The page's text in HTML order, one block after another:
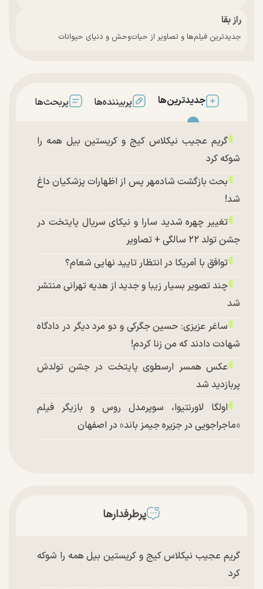
راز بقا
جدیدترین فیلم‌ها و تصاویر از حیات‌وحش و دنیای حیوانات
جدیدترین‌ها پربیننده‌ها پربحث‌ها
گریم عجیب نیکلاس کیج و کریستین بیل همه را
شوکه کرد
بحث بازگشت شادمهر پس از اظهارات پزشکیان داغ
شد!
تغییر چهره شدید سارا و نیکای سریال پایتخت در
جشن تولد ۲۲ سالگی + تصاویر
توافق با آمریکا در انتظار تایید نهایی شعام؟
چند تصویر بسیار زیبا و جدید از هدیه تهرانی منتشر
شد
ساغر عزیزی: حسین جگرکی و دو مرد دیگر در دادگاه
شهادت دادند که من زنا کردم!
عکس همسر ارسطوی پایتخت در جشن تولدش
پربازدید شد
اولگا لاورنتیوا، سوپرمدل روس و بازیگر فیلم
«ماجراجویی در جزیره جیمز باند» در اصفهان
پرطرفدارها
گریم عجیب نیکلاس کیج و کریستین بیل همه را شوکه
کرد